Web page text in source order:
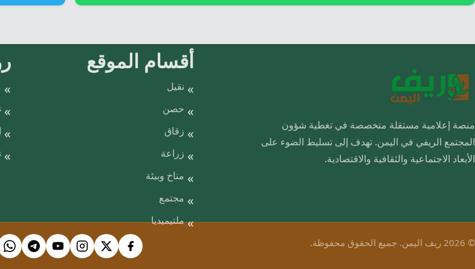
منصة إعلامية مستقلة متخصصة في تغطية شؤون
المجتمع الريفي في اليمن. تهدف إلى تسليط الضوء على
الأبعاد الاجتماعية والثقافية والاقتصادية.
أقسام الموقع
نقيل
حصن
زقاق
زراعة
مناخ وبيئة
مجتمع
ملتيميديا
© 2026 ريف اليمن. جميع الحقوق محفوظة.